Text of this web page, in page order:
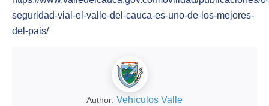
seguridad-vial-el-valle-del-cauca-es-uno-de-los-mejores-
del-pais/
Author: Vehiculos Valle